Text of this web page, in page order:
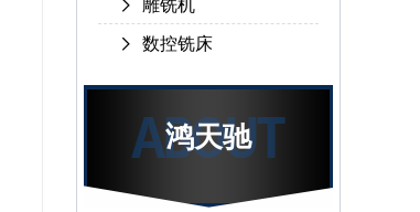
雕铣机
数控铣床
鸿天驰